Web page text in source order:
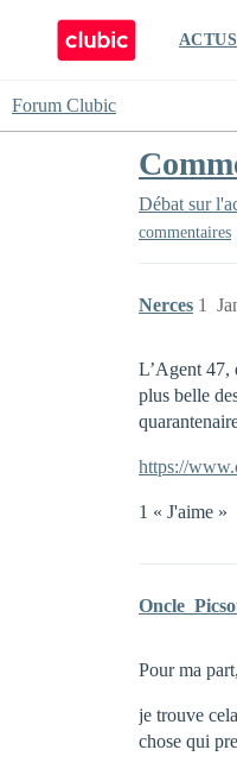
ACTUS
Forum Clubic
Débat sur
commentaires
Nerces 1
L’Agent 47,
plus belle
https://
1 « J'aime »
Pour ma
je trouve
chose qui